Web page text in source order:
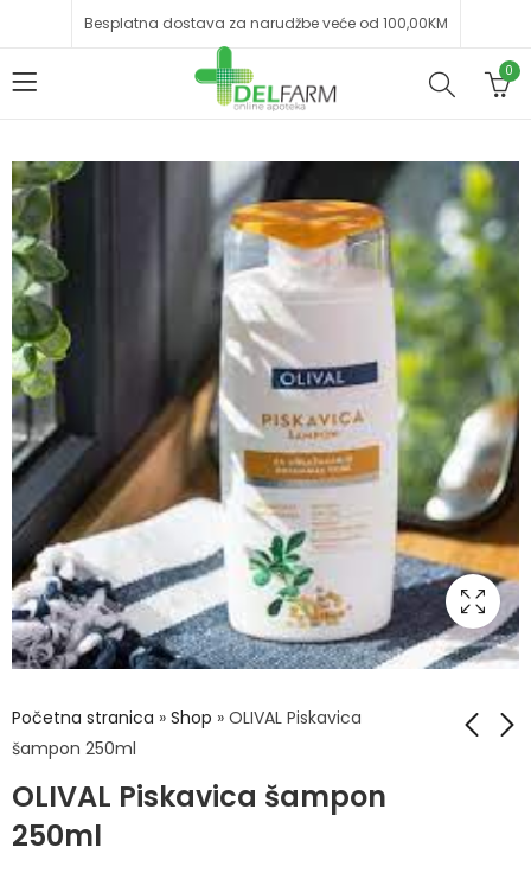
Besplatna dostava za narudžbe veće od 100,00KM
0
Početna stranica » Shop » OLIVAL Piskavica
šampon 250ml
OLIVAL Piskavica šampon
250ml
FlexoMax 1500
OLIVAL Micelarna